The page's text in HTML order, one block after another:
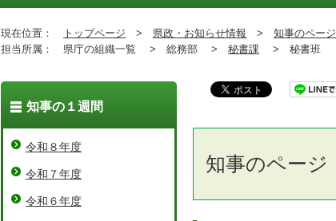
トップペ
現在位置： トップページ > 県政・お知らせ情報 > 知事のページ
担当所属：
県庁の組織一覧 > 総務部 > 秘書課 > 秘書班
知事のページ
知事の１週間
令和８年度
令和７年度
令和６年度